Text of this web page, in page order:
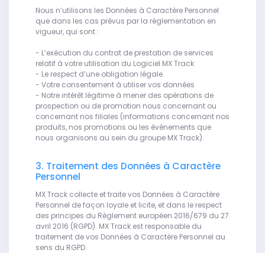
Nous n’utilisons les Données à Caractère Personnel
que dans les cas prévus par la réglementation en
vigueur, qui sont :
- L’exécution du contrat de prestation de services
relatif à votre utilisation du Logiciel MX Track
- Le respect d’une obligation légale
- Votre consentement à utiliser vos données
- Notre intérêt légitime à mener des opérations de
prospection ou de promotion nous concernant ou
concernant nos filiales (informations concernant nos
produits, nos promotions ou les événements que
nous organisons au sein du groupe MX Track).
3. Traitement des Données à Caractère
Personnel
MX Track collecte et traite vos Données à Caractère
Personnel de façon loyale et licite, et dans le respect
des principes du Règlement européen 2016/679 du 27
avril 2016 (RGPD). MX Track est responsable du
traitement de vos Données à Caractère Personnel au
sens du RGPD.